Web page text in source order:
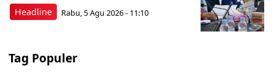
Headline Rabu, 5 Agu 2026 - 11:10
Tag Populer